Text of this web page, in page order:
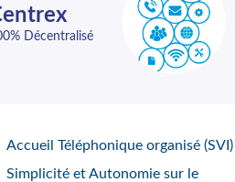
Décentralisé
Accueil Téléphonique organisé (SVI)
Simplicité et Autonomie sur le